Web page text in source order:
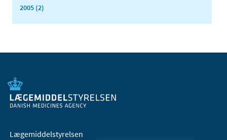
2005 (2)
Lægemiddelstyrelsen